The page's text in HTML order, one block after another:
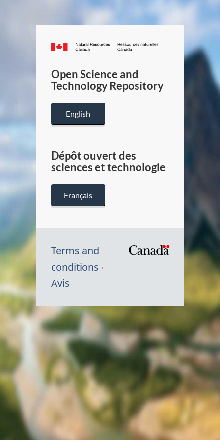
Canada.ca
/
Canada
Open Science and
Technology Repository
English
Dépôt ouvert des
sciences et technologie
Français
Terms and
conditions
Avis
Canada